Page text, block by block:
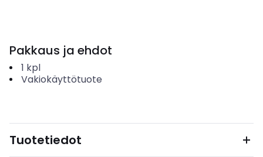
Pakkaus ja ehdot
1 kpl
Vakiokäyttötuote
Tuotetiedot